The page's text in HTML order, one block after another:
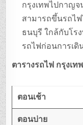
กรุงเทพไปกาญ
สามารถขึ้นรถไ
ธนบุรี ใกล้กับโร
รถไฟก่อนการเ
ตารางรถไฟ กรุงเ
ตอนเช้า
ตอนบ่าย